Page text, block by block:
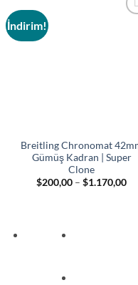
İndirim!
Breitling Chronomat
Gümüş Kadran | Super
Clone
$200,00 – $1.170,00